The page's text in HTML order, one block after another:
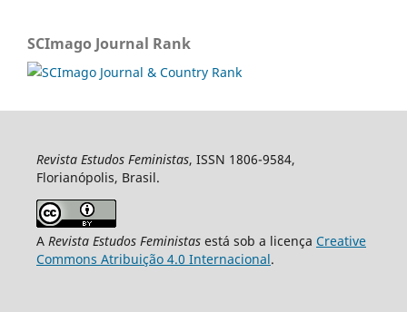
SCImago Journal Rank
Revista Estudos Feministas, ISSN 1806-9584,
Florianópolis, Brasil.
A Revista Estudos Feministasestá sob a licença Creative
Commons Atribuição 4.0 Internacional.